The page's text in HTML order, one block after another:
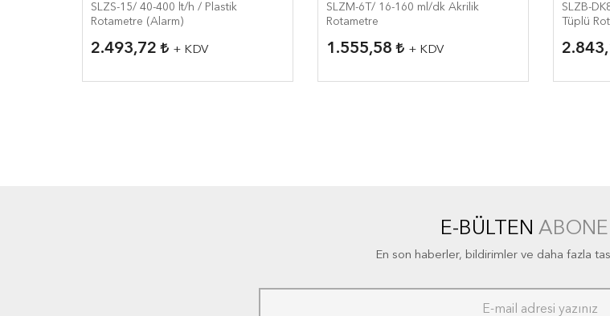
SLZS-15/ 40-400 lt/h / Plastik
Rotametre (Alarm)
2.493,72 + KDV
SLZM-6T/ 16-160 ml/dk Akrilik
Rotametre
1.555,58 + KDV
SLZB-
Tüplü
E-BÜLTEN
En son haberler, bildirimler ve daha fazla